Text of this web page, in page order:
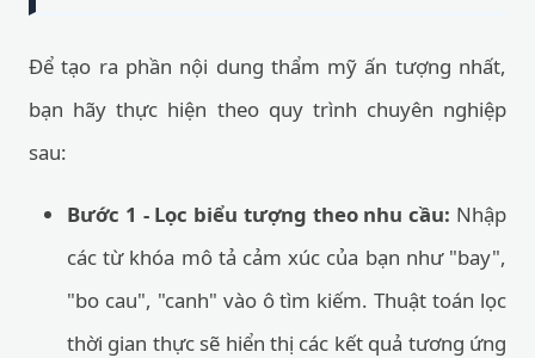
Để tạo ra phần nội dung thẩm mỹ ấn tượng nhất,
bạn hãy thực hiện theo quy trình chuyên nghiệp
sau:
Bước 1 - Lọc biểu tượng theo nhu cầu: Nhập
các từ khóa mô tả cảm xúc của bạn như "bay",
"bo cau", "canh" vào ô tìm kiếm. Thuật toán lọc
thời gian thực sẽ hiển thị các kết quả tương ứng